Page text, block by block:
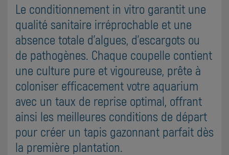
Le conditionnement in vitro garantit une
qualité sanitaire irréprochable et une
absence totale d'algues, d'escargots ou
de pathogènes. Chaque coupelle contient
une culture pure et vigoureuse, prête à
coloniser efficacement votre aquarium
avec un taux de reprise optimal, offrant
ainsi les meilleures conditions de départ
pour créer un tapis gazonnant parfait dès
la première plantation.